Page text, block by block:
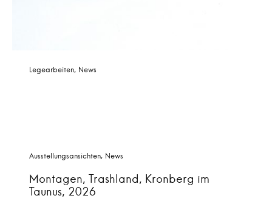
Legearbeiten News
Ausstellungsansichten News
Montagen, Trashland, Kronberg im
Taunus, 2026